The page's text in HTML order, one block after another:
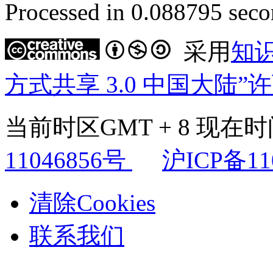
Processed in 0.088795
采用知
方式共享 3.0 中国大陆”
当前时区GMT + 8 现在
11046856号
沪ICP备
清除Cookies
联系我们